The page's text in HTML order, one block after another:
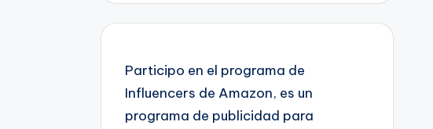
Participo en el programa de
Influencers de Amazon, es un
programa de publicidad para